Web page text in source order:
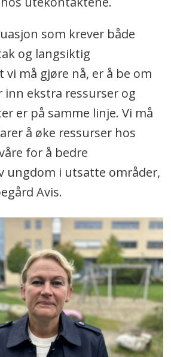
som krever både
og langsiktig
vi må gjøre nå, er å be om
ekstra ressurser og
er på samme linje. Vi må
å øke ressurser hos
for å bedre
ungdom i utsatte områder,
Avis.